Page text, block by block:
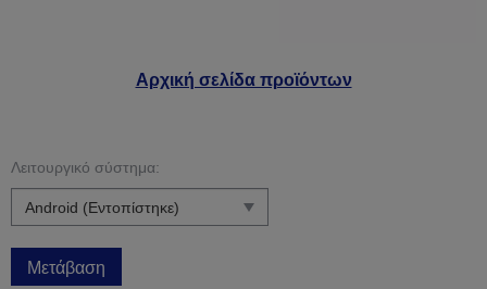
Αρχική σελίδα προϊόντων
Λειτουργικό σύστημα:
Μετάβαση